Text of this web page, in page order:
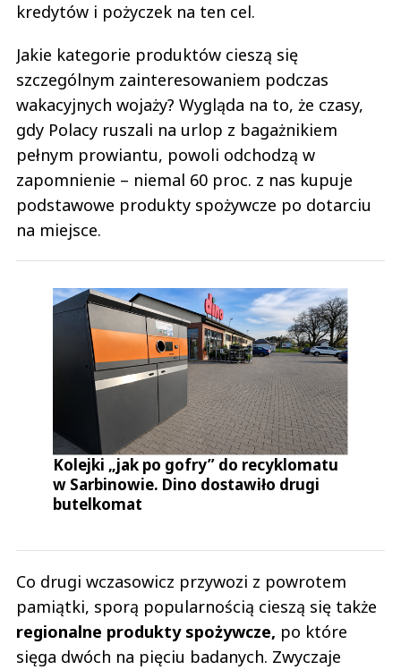
kredytów i pożyczek na ten cel.
Jakie kategorie produktów cieszą się
szczególnym zainteresowaniem podczas
wakacyjnych wojaży? Wygląda na to, że czasy,
gdy Polacy ruszali na urlop z bagażnikiem
pełnym prowiantu, powoli odchodzą w
zapomnienie – niemal 60 proc. z nas kupuje
podstawowe produkty spożywcze po dotarciu
na miejsce.
Kolejki „jak po gofry” do recyklomatu
w Sarbinowie. Dino dostawiło drugi
butelkomat
Co drugi wczasowicz przywozi z powrotem
pamiątki, sporą popularnością cieszą się także
regionalne produkty spożywcze, po które
sięga dwóch na pięciu badanych. Zwyczaje